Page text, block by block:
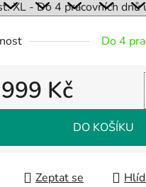
Do 4
Kč
DO KOŠÍKU
Zeptat se